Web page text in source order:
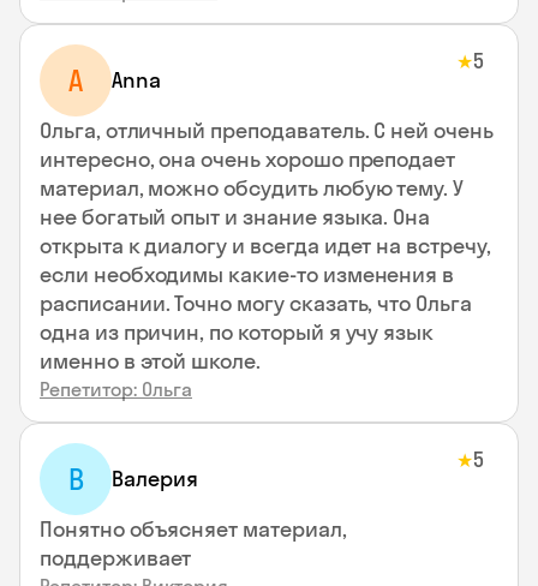
A Anna
★5
Ольга, отличный преподаватель. С ней очень
интересно, она очень хорошо преподает
материал, можно обсудить любую тему. У
нее богатый опыт и знание языка. Она
открыта к диалогу и всегда идет на встречу,
если необходимы какие-то изменения в
расписании. Точно могу сказать, что Ольга
одна из причин, по который я учу язык
именно в этой школе.
Репетитор: Ольга
В Валерия
★5
Понятно объясняет материал,
поддерживает